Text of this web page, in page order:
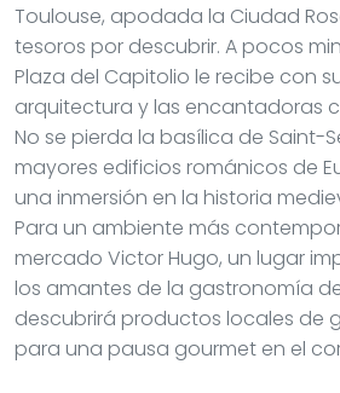
Toulouse, apodada la Ciudad
tesoros por descubrir. A pocos
Plaza del Capitolio le recibe con
arquitectura y las encantadoras
No se pierda la basílica de Saint-
mayores edificios románicos de
una inmersión en la historia
Para un ambiente más
mercado Victor Hugo, un lugar
los amantes de la gastronomía
descubrirá productos locales de
para una pausa gourmet en el